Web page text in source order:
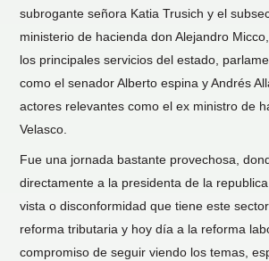
subrogante señora Katia Trusich y el
ministerio de hacienda don Alejandro
los principales servicios del estado,
como el senador Alberto espina y Andrés
actores relevantes como el ex ministro de
Velasco.
Fue una jornada bastante provechosa,
directamente a la presidenta de la
vista o disconformidad que tiene este
reforma tributaria y hoy día a la reforma
compromiso de seguir viendo los temas,